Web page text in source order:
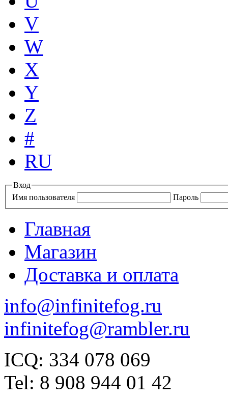
V
W
X
Y
Z
#
RU
Вход
Имя пользователя
Пароль
Главная
Магазин
Доставка и оплата
info@infinitefog.ru
infinitefog@rambler.ru
ICQ: 334 078 069
Tel: 8 908 944 01 42